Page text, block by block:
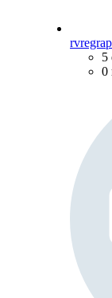
5
0